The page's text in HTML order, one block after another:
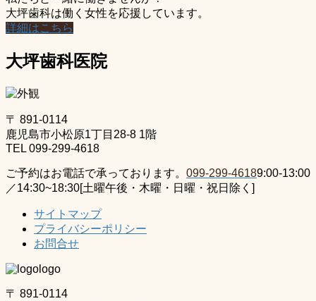
大坪歯科は働く女性を応援しています。
詳細はこちら
大坪歯科医院
〒 891-0114
鹿児島市小松原1丁目28-8 1階
TEL 099-299-4618
ご予約はお電話で承っております。 099-299-46189:00-13:00
／14:30~18:30[土曜午後・木曜・日曜・祝日除く]
サイトマップ
プライバシーポリシー
お問合せ
〒 891-0114